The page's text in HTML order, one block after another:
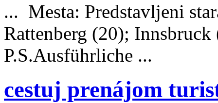
... Mesta: Predstavljeni
Rattenberg (20);
P.S.Ausführliche ...
cestuj prenájom